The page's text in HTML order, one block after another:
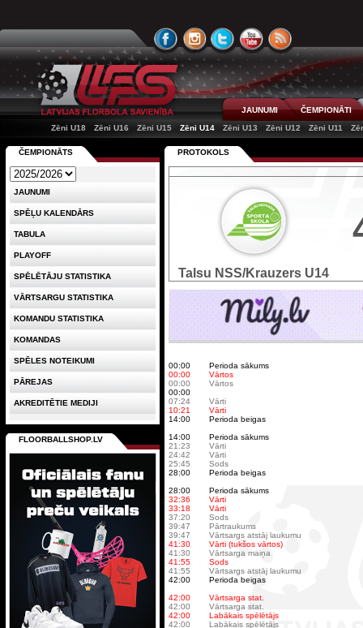
JAUNUMI
ČEMPIONĀTI
Zēni U18
Zēni U16 Zēni U15 Zēni U14 Zēni U13 Zēni U12 Zēni U11
PROTOKOLS
Talsu NSS/Krauzers U14
00:00
Perioda sākums
00:00
Vārtos
00:00
Vārtos
00:00
07:24
Vārti
10:21
Vārti
14:00
Perioda beigas
14:00
Perioda sākums
21:23
Vārti
24:42
Vārti
25:45
Sods
28:00
Perioda beigas
28:00
Perioda sākums
32:36
Vārti
33:18
Vārti
37:20
Sods
39:47
Pārtraukums
39:47
Vārtsargs atstāj laukumu
41:30
Vārti (tukšos vārtos)
41:30
Vārtsarga maiņa
41:55
Sods
41:55
Vārtsargs atstāj laukumu
42:00
Perioda beigas
42:00
Vārtsarga stat.
42:00
Vārtsarga stat.
42:00
Labākais spēlētājs
42:00
Labākais spēlētājs
ČEMPIONĀTS
JAUNUMI
SPĒĻU KALENDĀRS
TABULA
PLAYOFF
SPĒLĒTĀJU STATISTIKA
VĀRTSARGU STATISTIKA
KOMANDU STATISTIKA
KOMANDAS
SPĒLES NOTEIKUMI
PĀREJAS
AKREDITĒTIE MEDIJI
FLOORBALLSHOP.LV